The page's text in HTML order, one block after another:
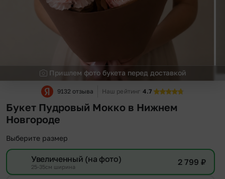
Пришлем фото букета перед доставкой
9132 отзыва Наш рейтинг 4.7
Букет Пудровый Мокко в Нижнем
Новгороде
Выберите размер
Увеличенный (на фото)
25-35см ширина 2 799 ₽